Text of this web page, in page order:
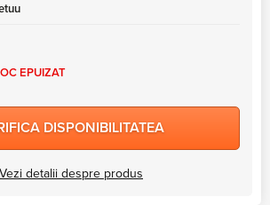
EPUIZAT
DISPONIBILITATEA
Vezi detalii despre produs